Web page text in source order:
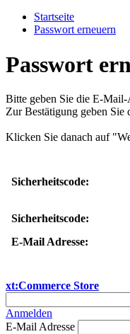
Startseite
Passwort erneuern
Passwort
Bitte geben Sie die E-Mail-
Zur Bestätigung geben Sie
Klicken Sie danach auf
Sicherheitscode:
Sicherheitscode:
E-Mail Adresse:
xt:Commerce Store
Anmelden
E-Mail Adresse